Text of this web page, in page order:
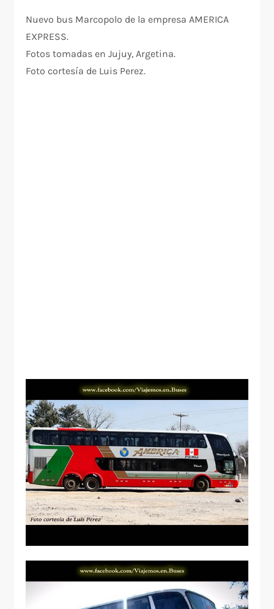
Nuevo bus Marcopolo de la empresa AMERICA
EXPRESS.
Fotos tomadas en Jujuy, Argetina.
Foto cortesía de Luis Perez.